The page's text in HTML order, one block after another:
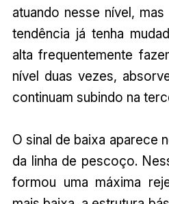
atuando nesse nível,
tendência já tenha
alta frequentemente
nível duas vezes,
continuam subindo na
O sinal de baixa aparece
da linha de pescoço.
formou uma máxima